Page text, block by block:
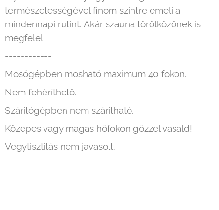
természetességével finom szintre emeli a
mindennapi rutint. Akár szauna törölközőnek is
megfelel.
------------
Mosógépben mosható maximum 40 fokon.
Nem fehéríthető.
Szárítógépben nem szárítható.
Közepes vagy magas hőfokon gőzzel vasald!
Vegytisztítás nem javasolt.